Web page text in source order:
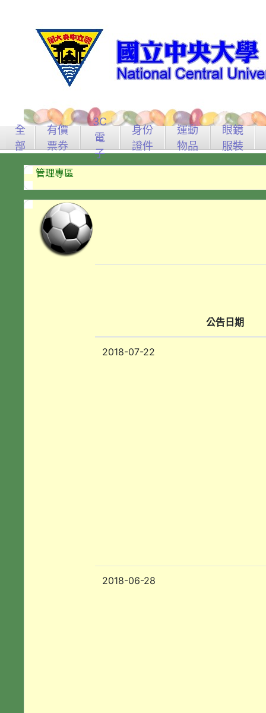
全
部
有價
票券
3C
電
子
身份
證件
運動
物品
眼鏡
服裝
管理專區
公告日期
2018-07-22
2018-06-28